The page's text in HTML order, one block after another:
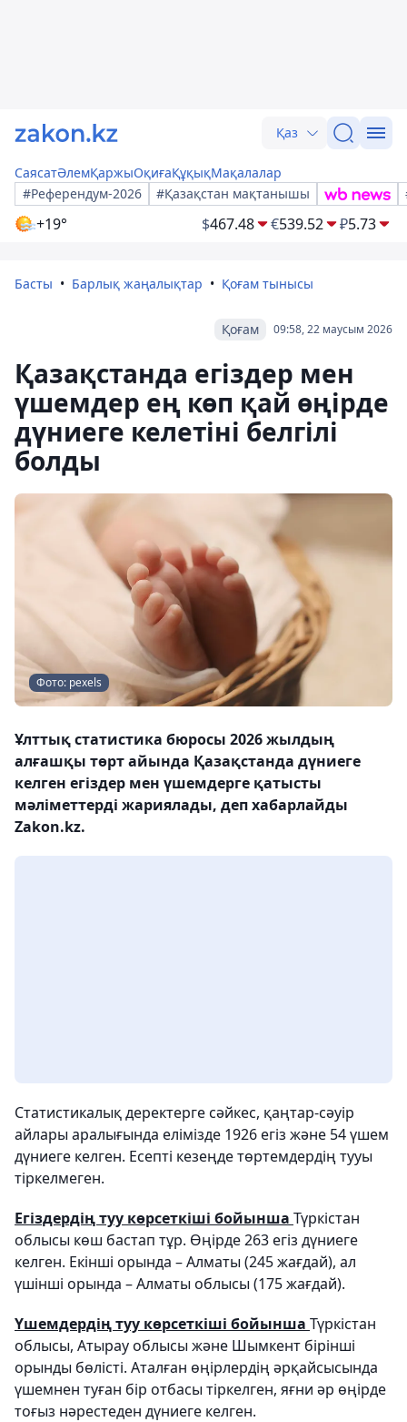
Қаз
СаясатӘлемҚаржыОқиғаҚұқықМақалалар
#Референдум-2026
#Қазақстан мақтанышы
+19° $467.48 €539.52 ₽5.73
Басты Барлық жаңалықтар Қоғам тынысы
09:58, 22 маусым 2026
Қоғам
Қазақстанда егіздер мен
үшемдер ең көп қай өңірде
дүниеге келетіні белгілі
болды
Фото: pexels
Ұлттық статистика бюросы 2026 жылдың
алғашқы төрт айында Қазақстанда дүниеге
келген егіздер мен үшемдерге қатысты
мәліметтерді жариялады, деп хабарлайды
Zakon.kz.
Статистикалық деректерге сәйкес, қаңтар-сәуір
айлары аралығында елімізде 1926 егіз және 54 үшем
дүниеге келген. Есепті кезеңде төртемдердің тууы
тіркелмеген.
Егіздердің туу көрсеткіші бойынша Түркістан
облысы көш бастап тұр. Өңірде 263 егіз дүниеге
келген. Екінші орында – Алматы (245 жағдай), ал
үшінші орында – Алматы облысы (175 жағдай).
Үшемдердің туу көрсеткіші бойынша Түркістан
облысы, Атырау облысы және Шымкент бірінші
орынды бөлісті. Аталған өңірлердің әрқайсысында
үшемнен туған бір отбасы тіркелген, яғни әр өңірде
тоғыз нәрестеден дүниеге келген.